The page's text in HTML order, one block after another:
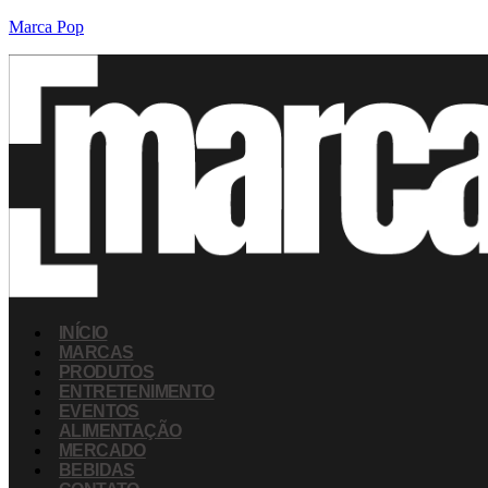
Marca Pop
INÍCIO
MARCAS
PRODUTOS
ENTRETENIMENTO
EVENTOS
ALIMENTAÇÃO
MERCADO
BEBIDAS